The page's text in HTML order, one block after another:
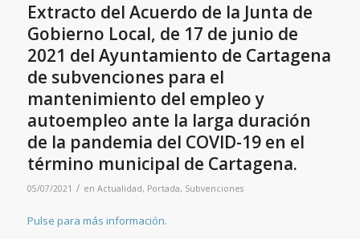
Extracto del Acuerdo de la Junta de
Gobierno Local, de 17 de junio de
2021 del Ayuntamiento de Cartagena
de subvenciones para el
mantenimiento del empleo y
autoempleo ante la larga duración
de la pandemia del COVID-19 en el
término municipal de Cartagena.
05/07/2021 / en Actualidad, Portada, Subvenciones
Pulse para más información.